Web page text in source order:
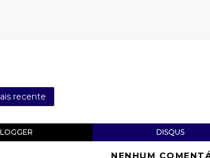
recente
DISQUS
NENHUM